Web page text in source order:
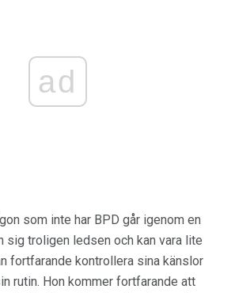
ad
som inte har BPD går igenom en
sig troligen ledsen och kan vara lite
fortfarande kontrollera sina känslor
rutin. Hon kommer fortfarande att